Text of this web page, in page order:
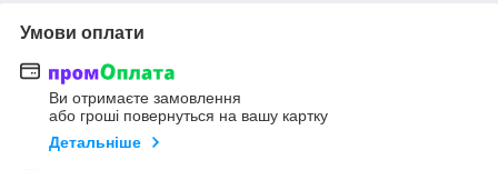
Умови оплати
Ви отримаєте замовлення
або гроші повернуться на вашу картку
Детальніше